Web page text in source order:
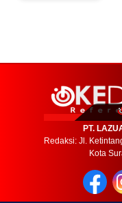
PT.
Redaksi: Jl.
Kota